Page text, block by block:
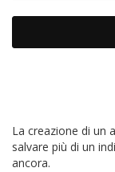
La creazione di un
salvare più di un
ancora.